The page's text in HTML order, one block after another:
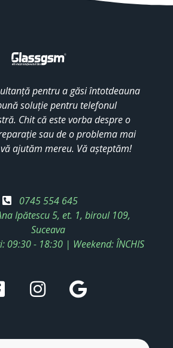
pentru a găsi întotdeauna
soluție pentru telefonul
Chit că este vorba despre o
sau de o problema mai
ajutăm mereu. Vă așteptăm!
0745 554 645
Ipătescu 5, et. 1, biroul 109,
Suceava
09:30 - 18:30 | Weekend: ÎNCHIS